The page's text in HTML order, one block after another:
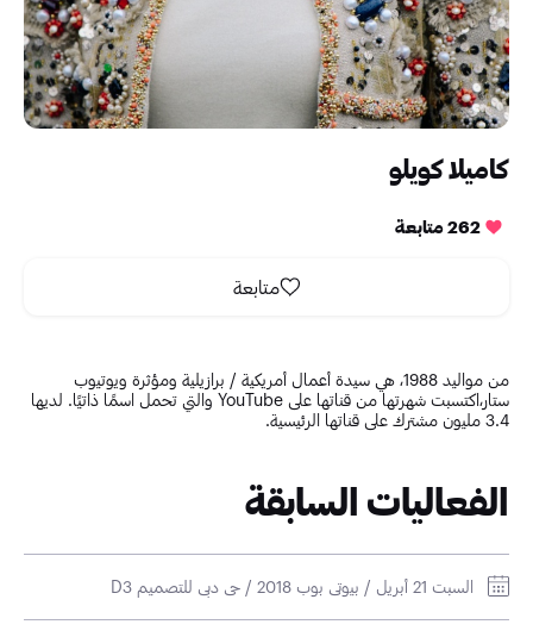
كاميلا كويلو
متابعة
من مواليد 1988، هي سيدة أعمال أمريكية / برازيلية ومؤثرة ويوتيوب
ستار،اكتسبت شهرتها من قناتها على YouTube والتي تحمل اسمًا ذاتيًا. لديها
3.4 مليون مشترك على قناتها الرئيسية.
الفعاليات السابقة
السبت 21 أبريل / بيوتي بوب 2018 / حي دبي للتصميم D3